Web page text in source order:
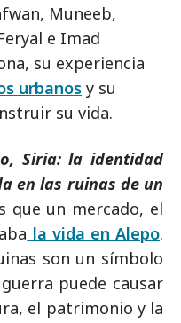
Muneeb,
e Imad
su experiencia
urbanos y su
su vida.
Siria: la identidad
en las ruinas de un
que un mercado, el
la vida en Alepo.
son un símbolo
puede causar
el patrimonio y la